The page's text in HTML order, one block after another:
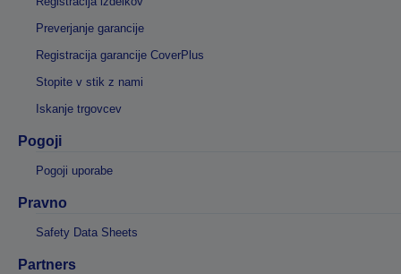
Preverjanje garancije
Registracija garancije CoverPlus
Stopite v stik z nami
Iskanje trgovcev
Pogoji
Pogoji uporabe
Pravno
Safety Data Sheets
Partners